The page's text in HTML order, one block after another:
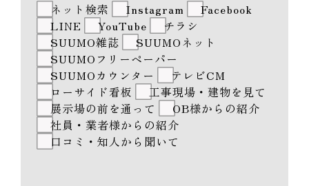
ネット検索
Instagram
Facebook
LINE
YouTube
チラシ
SUUMO雑誌
SUUMOネット
SUUMOフリーペーパー
SUUMOカウンター
テレビCM
ローサイド看板
工事現場・建物を見て
展示場の前を通って
OB様からの紹介
社員・業者様からの紹介
口コミ・知人から聞いて